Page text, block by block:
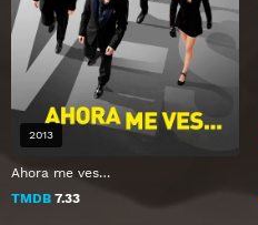
Ahora me ves…
TMDB 7.33
2013